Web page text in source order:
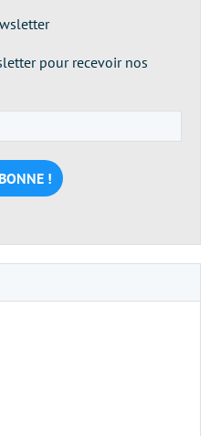
pour recevoir nos
e-
mail
*